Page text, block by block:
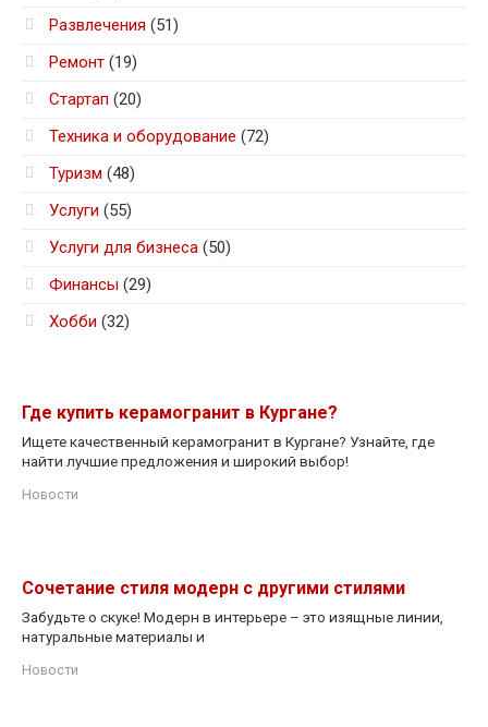
Развлечения (51)
Ремонт (19)
Стартап (20)
Техника и оборудование (72)
Туризм (48)
Услуги (55)
Услуги для бизнеса (50)
Финансы (29)
Хобби (32)
Где купить керамогранит в Кургане?
Ищете качественный керамогранит в Кургане? Узнайте, где
найти лучшие предложения и широкий выбор!
Новости
Сочетание стиля модерн с другими стилями
Забудьте о скуке! Модерн в интерьере – это изящные линии,
натуральные материалы и
Новости